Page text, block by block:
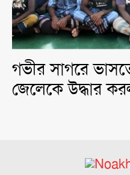
গভীর সাগরে
জেলেকে উদ্ধার